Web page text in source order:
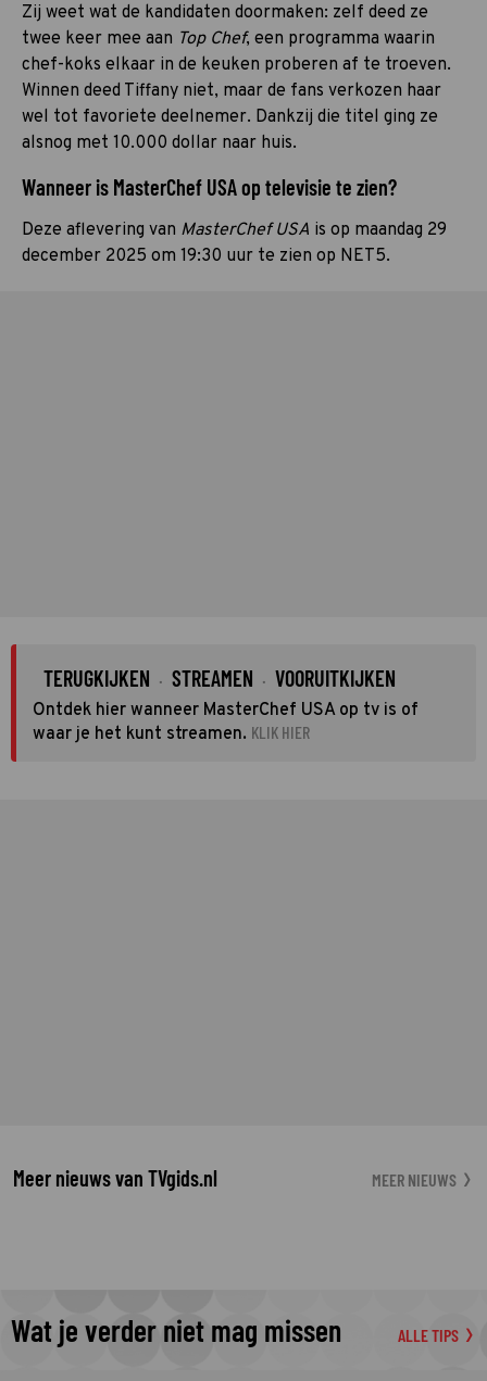
Zij weet wat de kandidaten doormaken: zelf deed ze
twee keer mee aan Top Chef, een programma waarin
chef-koks elkaar in de keuken proberen af te troeven.
Winnen deed Tiffany niet, maar de fans verkozen haar
wel tot favoriete deelnemer. Dankzij die titel ging ze
alsnog met 10.000 dollar naar huis.
Wanneer is MasterChef USA op televisie te zien?
Deze aflevering van MasterChef USA is op maandag 29
december 2025 om 19:30 uur te zien op NET5.
TERUGKIJKEN · STREAMEN · VOORUITKIJKEN
Ontdek hier wanneer MasterChef USA op tv is of
waar je het kunt streamen. KLIK HIER
Meer nieuws van TVgids.nl MEER NIEUWS
Wat je verder niet mag missen ALLE TIPS